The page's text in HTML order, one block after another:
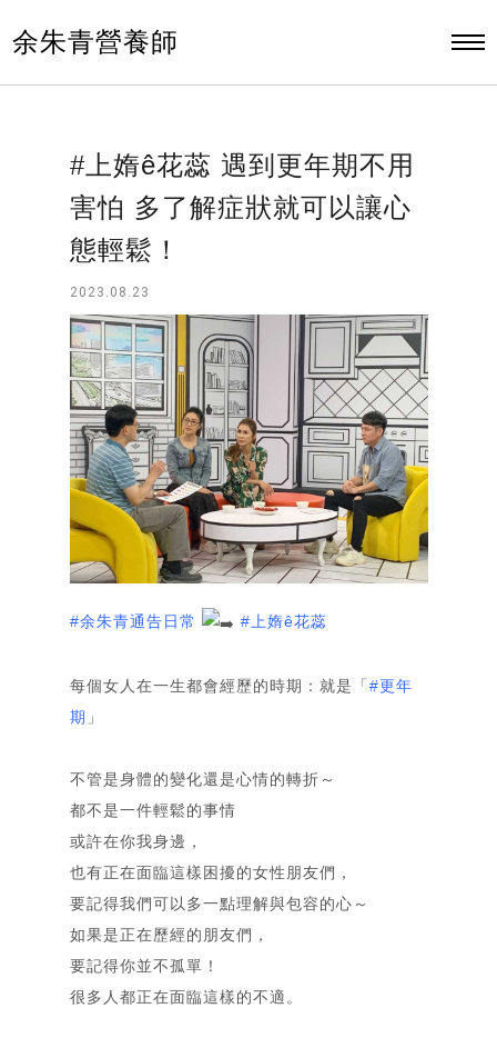
余朱青營養師
#上媠ê花蕊 遇到更年期不用
害怕 多了解症狀就可以讓心
態輕鬆！
2023.08.23
#余朱青通告日常 #上媠ê花蕊
每個女人在一生都會經歷的時期：就是「#更年
期 」
不管是身體的變化還是心情的轉折～
都不是一件輕鬆的事情
或許在你我身邊，
也有正在面臨這樣困擾的女性朋友們，
要記得我們可以多一點理解與包容的心～
如果是正在歷經的朋友們，
要記得你並不孤單！
很多人都正在面臨這樣的不適。